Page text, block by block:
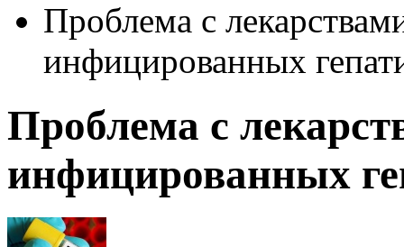
Проблема с
инфицированных
Проблема с
инфицированных